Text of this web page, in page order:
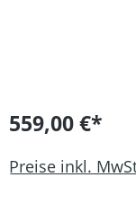
559,00 €*
Preise inkl.